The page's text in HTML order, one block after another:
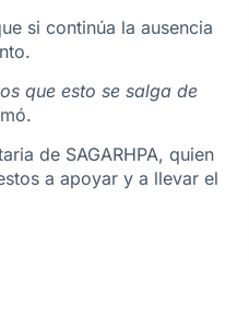
si continúa la ausencia
.
que esto se salga de
de SAGARHPA, quien
a apoyar y a llevar el